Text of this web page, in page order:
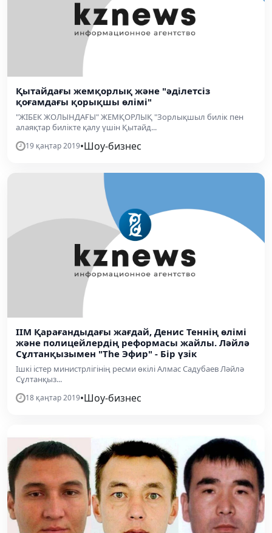
Қытайдағы жемқорлық және "әділетсіз
қоғамдағы қорықшы өлімі"
"ЖІБЕК ЖОЛЫНДАҒЫ" ЖЕМҚОРЛЫҚ "Зорлықшыл билік пен
алаяқтар билікте қалу үшін Қытайд...
19 қаңтар 2019•Шоу-бизнес
ІІМ Қарағандыдағы жағдай, Денис Теннің өлімі
және полицейлердің реформасы жайлы. Ләйлә
Сұлтанқызымен "The Эфир" - Бір үзік
Ішкі істер министрлігінің ресми өкілі Алмас Садубаев Ләйлә
Сұлтанқыз...
18 қаңтар 2019•Шоу-бизнес